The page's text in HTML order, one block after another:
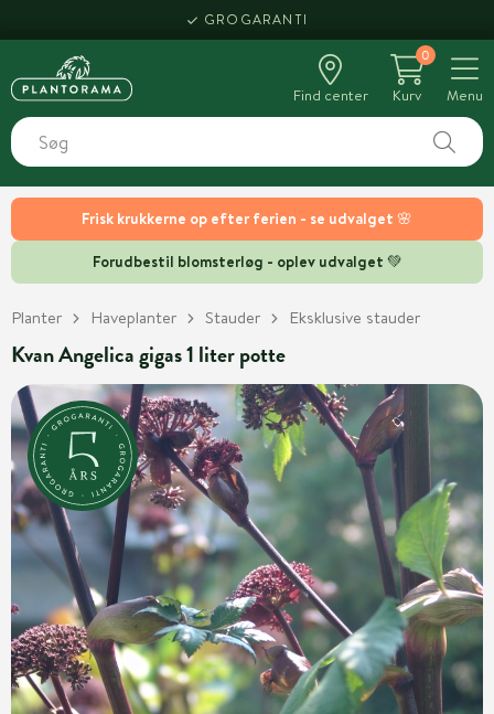
Frisk krukkerne op efter ferien - se udvalget 🌸
Forudbestil blomsterløg - oplev udvalget 💚
GROGARANTI
Find center
0
Kurv
Menu
Planter Haveplanter Stauder Eksklusive stauder
Kvan Angelica gigas 1 liter potte